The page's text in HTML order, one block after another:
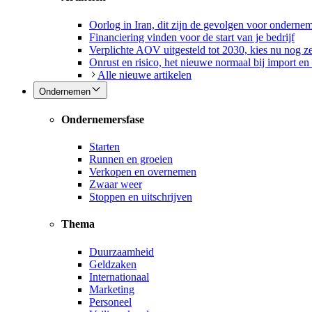
Oorlog in Iran, dit zijn de gevolgen voor
Financiering vinden voor de start van je bedrijf
Verplichte AOV uitgesteld tot 2030, kies nu nog
Onrust en risico, het nieuwe normaal bij import en
Alle nieuwe artikelen
Ondernemen
Ondernemersfase
Starten
Runnen en groeien
Verkopen en overnemen
Zwaar weer
Stoppen en uitschrijven
Thema
Duurzaamheid
Geldzaken
Internationaal
Marketing
Personeel